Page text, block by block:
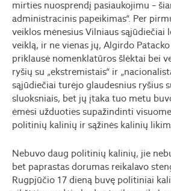
mirties nuosprendį pasiaukojimu –
administracinis papeikimas“. Per
veiklos mėnesius Vilniaus sąjūdiečiai
veiklą, ir ne vienas jų, Algirdo
priklausė nomenklatūros šlėktai bei
ryšių su „ekstremistais“ ir
sąjūdiečiai turėjo glaudesnius ryšius
sluoksniais, bet jų įtaka tuo metu
ėmėsi užduoties supažindinti
politinių kalinių ir sąžinės kalinių
Nebuvo daug politinių kalinių, jie
bet paprastas dorumas reikalavo
Rugpjūčio 17 dieną buvę politiniai